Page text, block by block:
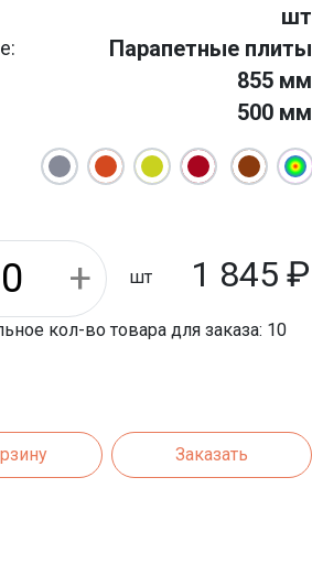
шт
Парапетные плиты
855 мм
500 мм
шт 1 845 ₽
кол-во товара для заказа: 10
Заказать